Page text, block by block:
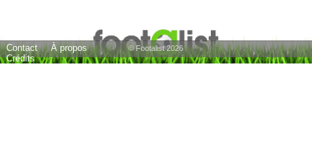
Contact
À propos
Crédits
© Footalist 2026